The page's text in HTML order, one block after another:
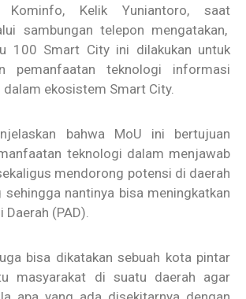
Kominfo, Kelik Yuniantoro, saat
sambungan telepon mengatakan,
100 Smart City ini dilakukan untuk
pemanfaatan teknologi informasi
dalam ekosistem Smart City.
bahwa MoU ini bertujuan
teknologi dalam menjawab
mendorong potensi di daerah
nantinya bisa meningkatkan
Daerah (PAD).
bisa dikatakan sebuah kota pintar
masyarakat di suatu daerah agar